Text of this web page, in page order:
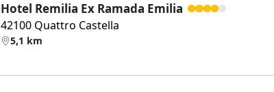
Hotel Remilia Ex Ramada Emilia
42100 Quattro Castella
5,1 km